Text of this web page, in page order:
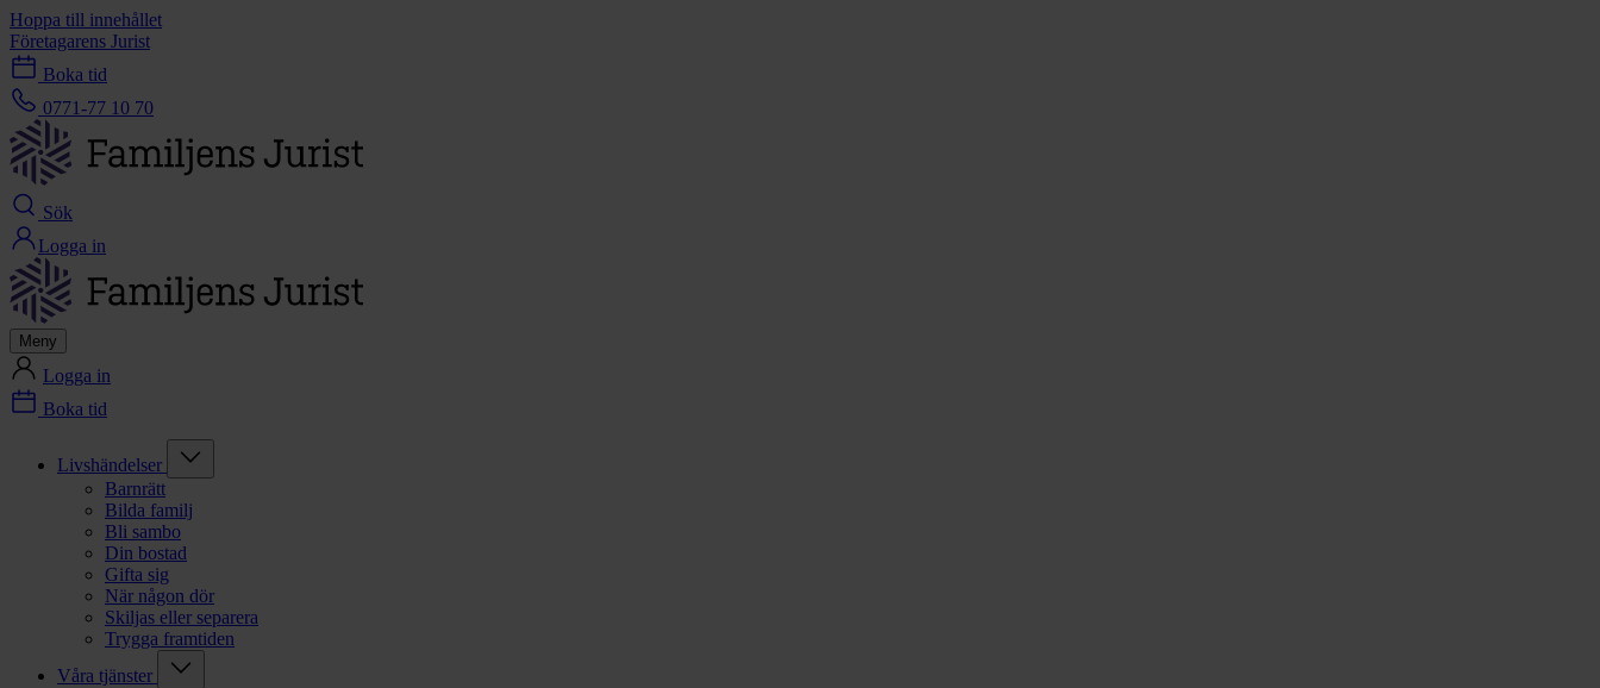
Hoppa till innehållet
Företagarens Jurist
Boka tid
0771-77 10 70
Sök
Logga in
Meny
Logga in
Boka tid
Livshändelser
Barnrätt
Bilda familj
Bli sambo
Din bostad
Gifta sig
När någon dör
Skiljas eller separera
Trygga framtiden
Våra tjänster